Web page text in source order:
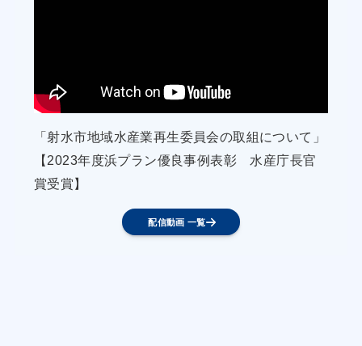
る。
(５)新規冷凍冷蔵庫の設置
漁協は、豊漁時に現在生じている流通の目詰まり
に対して根本的な解決策である冷凍冷蔵庫の新設
を水産加工会社に働きかける。
「射水市地域水産業再生委員会の取組について」
【2023年度浜プラン優良事例表彰 水産庁長官
賞受賞】
配信動画 一覧